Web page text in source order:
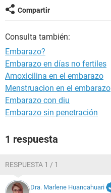
Compartir
Consulta también:
Embarazo?
Embarazo en días no fertiles
Amoxicilina en el embarazo
Menstruacion en el embarazo
Embarazo con diu
Embarazo sin penetración
1 respuesta
RESPUESTA 1 / 1
Dra. Marlene Huancahuari